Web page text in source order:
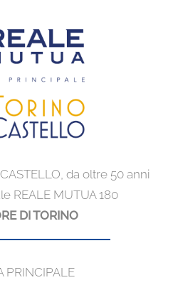
da oltre 50 anni
REALE MUTUA 180
DI TORINO
PRINCIPALE